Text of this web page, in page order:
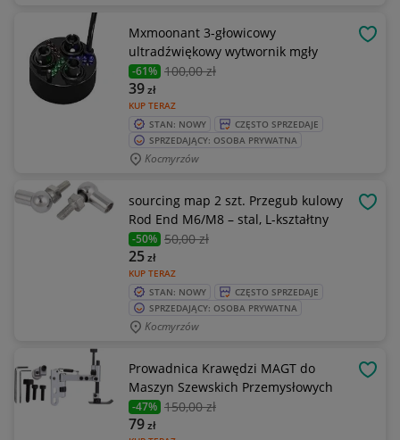
Mxmoonant 3-głowicowy
ultradźwiękowy wytwornik mgły
-61% 100,00 zł
KUP TERAZ
39zł
STAN: NOWY
CZĘSTO SPRZEDAJE
SPRZEDAJĄCY: OSOBA PRYWATNA
Kocmyrzów
sourcing map 2 szt. Przegub kulowy
Rod End M6/M8 – stal, L-kształtny
-50% 50,00 zł
KUP TERAZ
25zł
STAN: NOWY
CZĘSTO SPRZEDAJE
SPRZEDAJĄCY: OSOBA PRYWATNA
Kocmyrzów
Prowadnica Krawędzi MAGT do
Maszyn Szewskich Przemysłowych
-47% 150,00 zł
79zł